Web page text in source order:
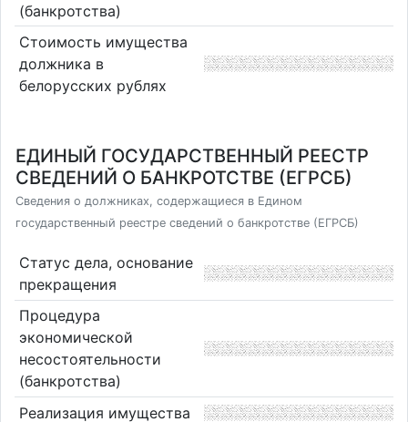
(банкротства)
Стоимость имущества
должника в
белорусских рублях
ЕДИНЫЙ ГОСУДАРСТВЕННЫЙ РЕЕСТР
СВЕДЕНИЙ О БАНКРОТСТВЕ (ЕГРСБ)
Сведения о должниках, содержащиеся в Едином
государственный реестре сведений о банкротстве (ЕГРСБ)
Статус дела, основание
прекращения
Процедура
экономической
несостоятельности
(банкротства)
Реализация имущества